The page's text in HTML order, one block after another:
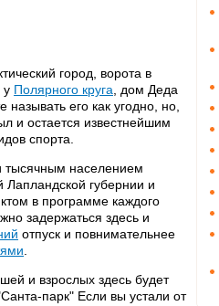
город, ворота в
у Полярного круга , дом Деда
его как угодно, но,
и остается известнейшим
спорта.
тысячным населением
Лапландской губернии и
в программе каждого
задержаться здесь и
отпуск и повнимательнее
и взрослых здесь будет
парк" Если вы устали от